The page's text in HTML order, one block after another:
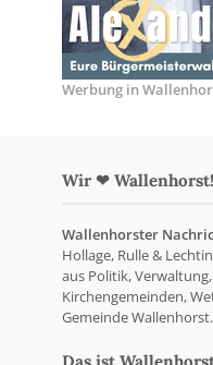
Werbung in
Wir ❤ Wallenhorst!
Wallenhorster
Hollage, Rulle &
aus Politik,
Kirchengemeinden,
Gemeinde Wallenhorst.